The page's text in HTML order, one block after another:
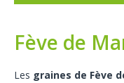
Fève de
Les graines de Fève